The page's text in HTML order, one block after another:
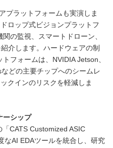
プラットフォームも実演しま
ロップ式ビジョンプラットフ
の監視、スマートドローン、
介します。ハードウェアの制
フォームは、NVIDIA Jetson、
どの主要チップへのシームレ
クインのリスクを軽減しま
ーシップ
CATS Customized ASIC
なAI EDAツールを統合し、研究